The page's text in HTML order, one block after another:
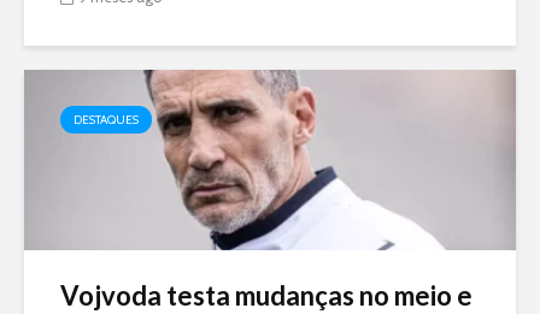
DESTAQUES
Vojvoda testa mudanças no meio e